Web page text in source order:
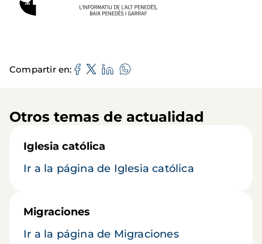
Compartir en
Otros temas de actualidad
Iglesia católica
Ir a la página de Iglesia católica
Migraciones
Ir a la página de Migraciones